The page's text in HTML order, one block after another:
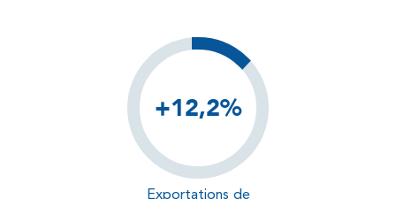
+12,2%
Exportations de